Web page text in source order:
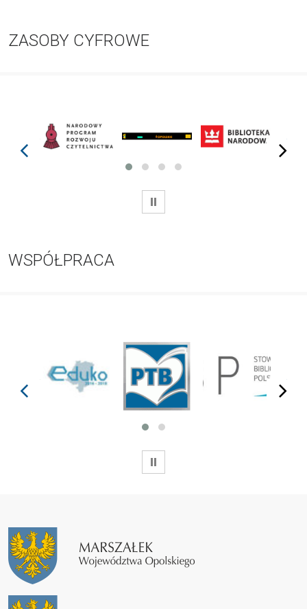
ZASOBY CYFROWE
prev next
WSTRZYMAJ
WSPÓŁPRACA
next
WSTRZYMAJ